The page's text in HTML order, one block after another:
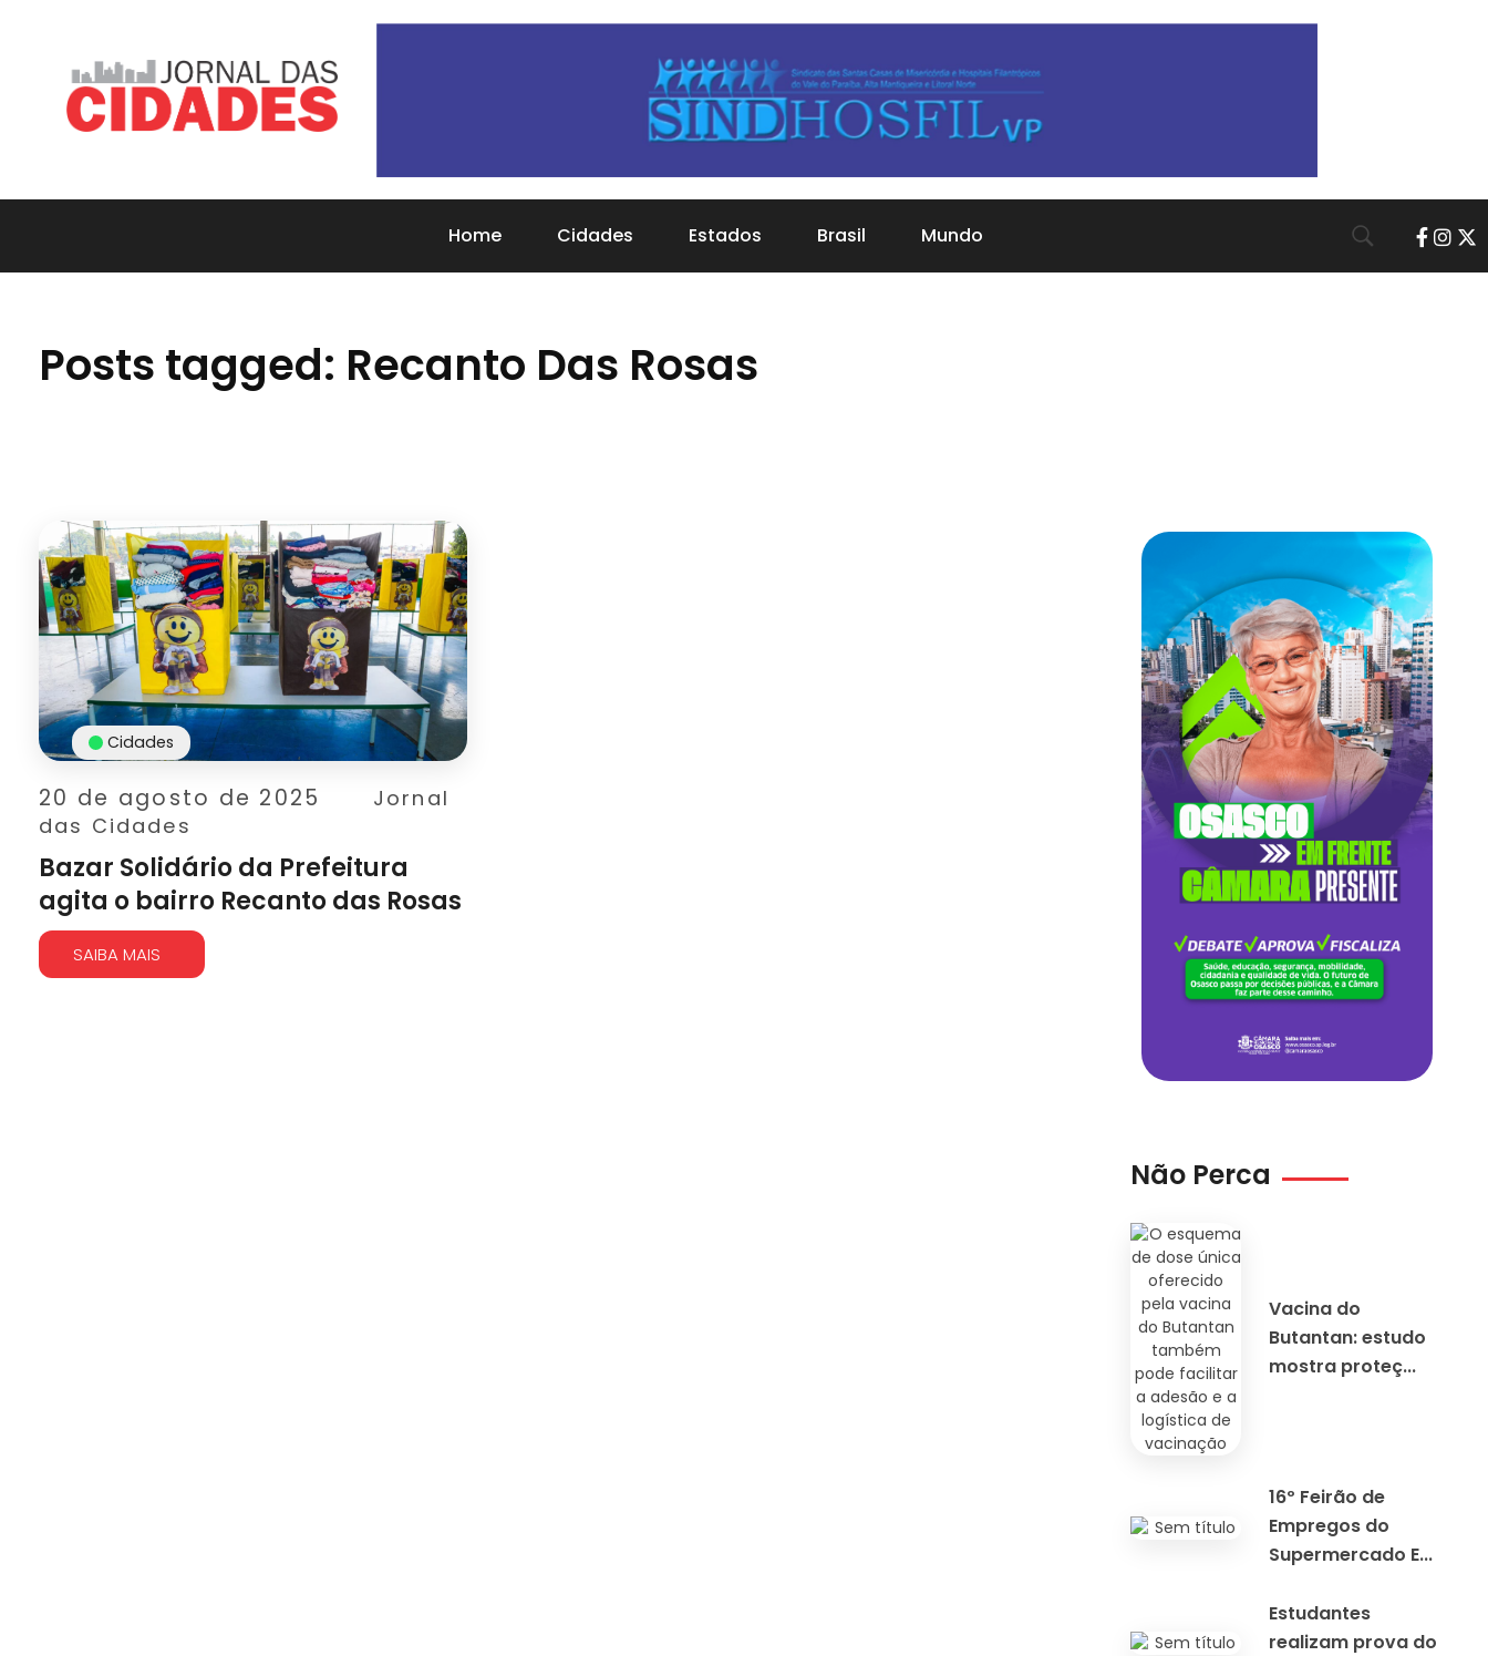
Home Cidades Estados Brasil Mundo
Posts tagged: Recanto Das Rosas
20 de agosto de 2025
Jornal
das Cidades
Cidades
Bazar Solidário da Prefeitura
agita o bairro Recanto das Rosas
SAIBA MAIS
Não Perca
Vacina do
Butantan: estudo
mostra proteç...
16º Feirão de
Empregos do
Supermercado E...
Estudantes
realizam prova do